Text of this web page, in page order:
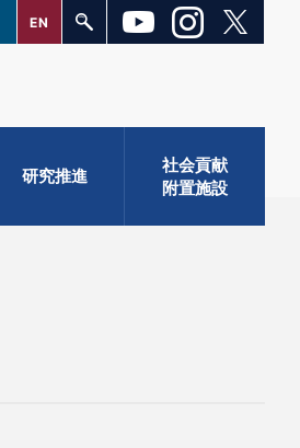
EN
研究推進
社会貢献
附置施設